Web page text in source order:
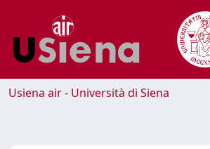
Usiena air - Università di Siena